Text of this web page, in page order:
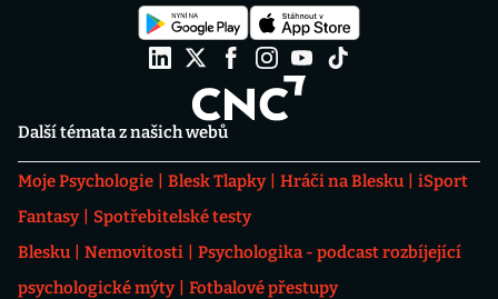
Další témata z našich webů
Moje Psychologie Blesk Tlapky Hráči na Blesku
iSport
Fantasy
Spotřebitelské testy
Blesku
Nemovitosti
Psychologika - podcast rozbíjející
psychologické mýty
Fotbalové přestupy